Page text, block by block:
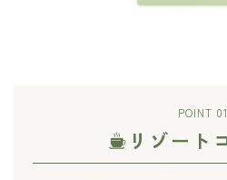
POINT 01
リゾート